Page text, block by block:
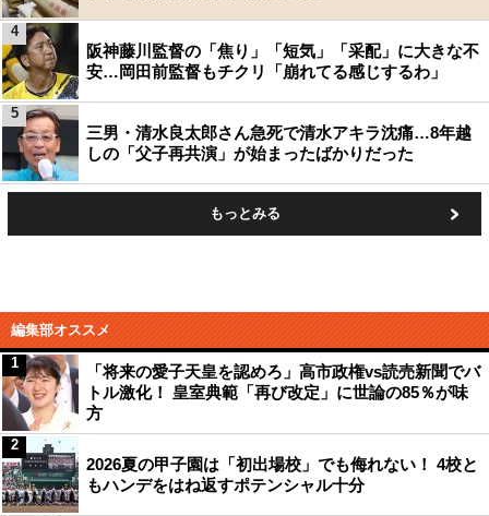
阪神藤川監督の「焦り」「短気」「采配」に大きな不
安…岡田前監督もチクリ「崩れてる感じするわ」
4
三男・清水良太郎さん急死で清水アキラ沈痛…8年越
しの「父子再共演」が始まったばかりだった
5
もっとみる
編集部オススメ
「将来の愛子天皇を認めろ」高市政権vs読売新聞でバ
トル激化！ 皇室典範「再び改定」に世論の85％が味
方
1
2026夏の甲子園は「初出場校」でも侮れない！ 4校と
もハンデをはね返すポテンシャル十分
2